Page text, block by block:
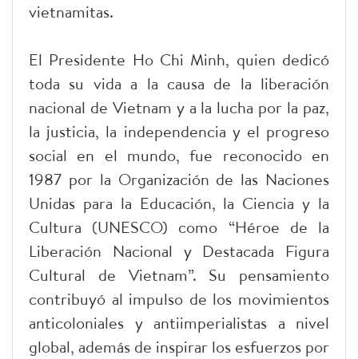
vietnamitas.
El Presidente Ho Chi Minh, quien dedicó
toda su vida a la causa de la liberación
nacional de Vietnam y a la lucha por la paz,
la justicia, la independencia y el progreso
social en el mundo, fue reconocido en
1987 por la Organización de las Naciones
Unidas para la Educación, la Ciencia y la
Cultura (UNESCO) como “Héroe de la
Liberación Nacional y Destacada Figura
Cultural de Vietnam”. Su pensamiento
contribuyó al impulso de los movimientos
anticoloniales y antiimperialistas a nivel
global, además de inspirar los esfuerzos por